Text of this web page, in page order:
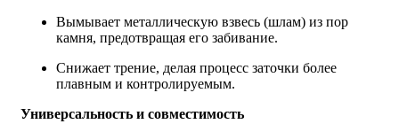
Вымывает металлическую взвесь (шлам) из пор
камня, предотвращая его забивание.
Снижает трение, делая процесс заточки более
плавным и контролируемым.
Универсальность и совместимость